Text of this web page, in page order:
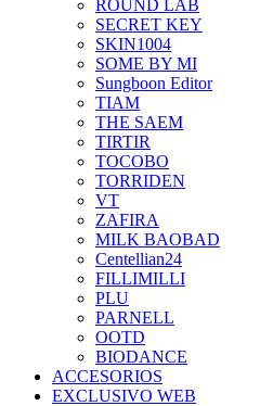
ROUND LAB
SECRET KEY
SKIN1004
SOME BY MI
Sungboon Editor
TIAM
THE SAEM
TIRTIR
TOCOBO
TORRIDEN
VT
ZAFIRA
MILK BAOBAD
Centellian24
FILLIMILLI
PLU
PARNELL
OOTD
BIODANCE
ACCESORIOS
EXCLUSIVO WEB